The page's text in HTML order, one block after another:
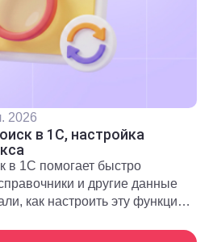
2026
в 1С, настройка
в 1С помогает быстро
и другие данные
как настроить эту функцию